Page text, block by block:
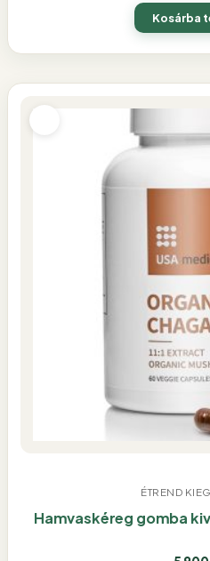
Kosárba
ÉTREND
Hamvaskéreg gomba